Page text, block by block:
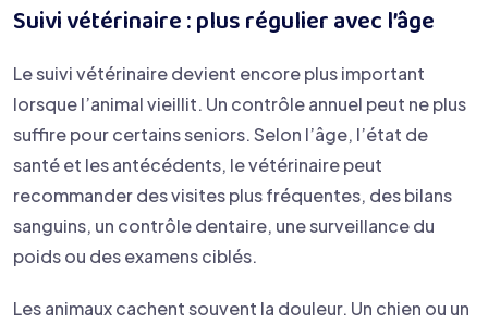
Suivi vétérinaire : plus régulier avec l’âge
Le suivi vétérinaire devient encore plus important
lorsque l’animal vieillit. Un contrôle annuel peut ne plus
suffire pour certains seniors. Selon l’âge, l’état de
santé et les antécédents, le vétérinaire peut
recommander des visites plus fréquentes, des bilans
sanguins, un contrôle dentaire, une surveillance du
poids ou des examens ciblés.
Les animaux cachent souvent la douleur. Un chien ou un